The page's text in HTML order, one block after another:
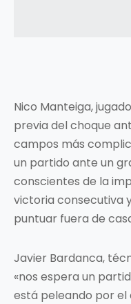
Nico Manteiga,
previa del choque
campos más
un partido ante un
conscientes de la
victoria consecutiva
puntuar fuera de
Javier Bardanca,
«nos espera un
está peleando por el